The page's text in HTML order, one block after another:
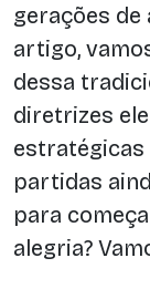
gerações
artigo,
dessa
diretrizes
estratégicas
partidas
para
alegria?